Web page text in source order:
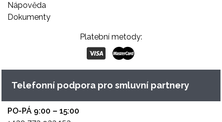
Nápověda
Dokumenty
Platební metody:
Telefonní podpora pro smluvní partnery
PO-PÁ 9:00 – 15:00